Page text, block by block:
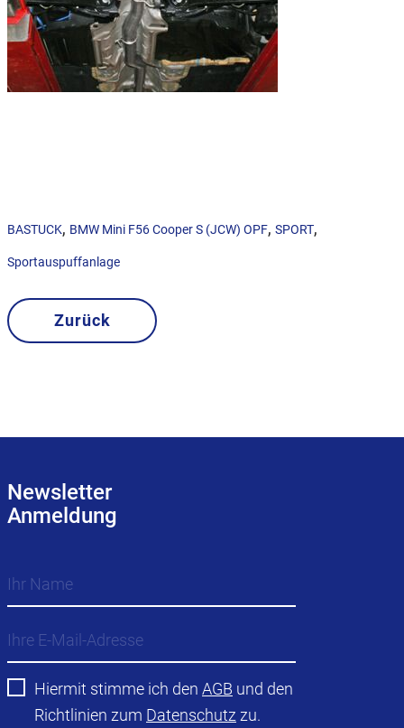
BASTUCK, BMW Mini F56 Cooper S (JCW) OPF, SPORT,
Sportauspuffanlage
Zurück
Newsletter
Anmeldung
Hiermit stimme ich den AGB und den
Richtlinien zum Datenschutzzu.